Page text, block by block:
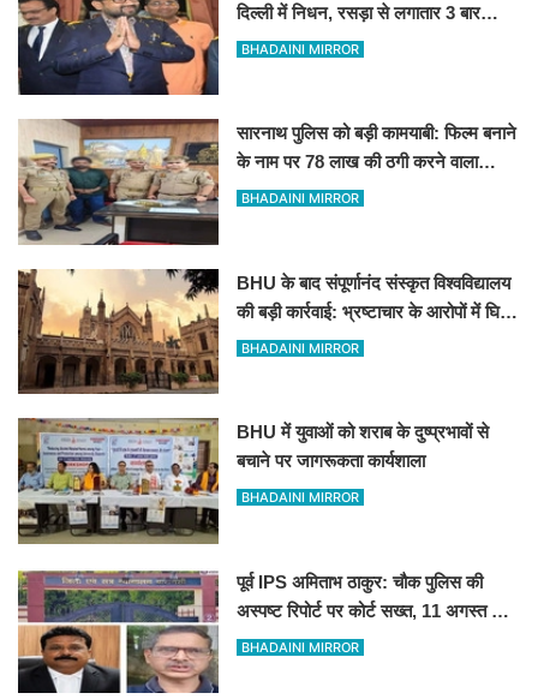
दिल्ली में निधन, रसड़ा से लगातार 3 बार
जीतकर रचा था इतिहास
BHADAINI MIRROR
सारनाथ पुलिस को बड़ी कामयाबी: फिल्म बनाने
के नाम पर 78 लाख की ठगी करने वाला
शातिर मुंबई से गिरफ्तार
BHADAINI MIRROR
BHU के बाद संपूर्णानंद संस्कृत विश्वविद्यालय
की बड़ी कार्रवाई: भ्रष्टाचार के आरोपों में घिरे
प्रो. ब्रजभूषण ओझा सभी निकायों से
BHADAINI MIRROR
BHU में युवाओं को शराब के दुष्प्रभावों से
बचाने पर जागरूकता कार्यशाला
BHADAINI MIRROR
पूर्व IPS अमिताभ ठाकुर: चौक पुलिस की
अस्पष्ट रिपोर्ट पर कोर्ट सख्त, 11 अगस्त को
मांगी स्पष्ट जांच आख्या
BHADAINI MIRROR